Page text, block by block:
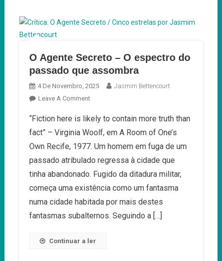
O Agente Secreto – O espectro do
passado que assombra
4 De Novembro, 2025
Jasmim Bettencourt
Leave A CommentOn
Agente
Secreto
–
Espectro
Do
Passado
Que
Assombra
“Fiction here is likely to contain more truth than
fact” – Virginia Woolf, em A Room of One’s
Own Recife, 1977. Um homem em fuga de um
passado atribulado regressa à cidade que
tinha abandonado. Fugido da ditadura militar,
começa uma existência como um fantasma
numa cidade habitada por mais destes
fantasmas subalternos. Seguindo a […]
Continuar a ler